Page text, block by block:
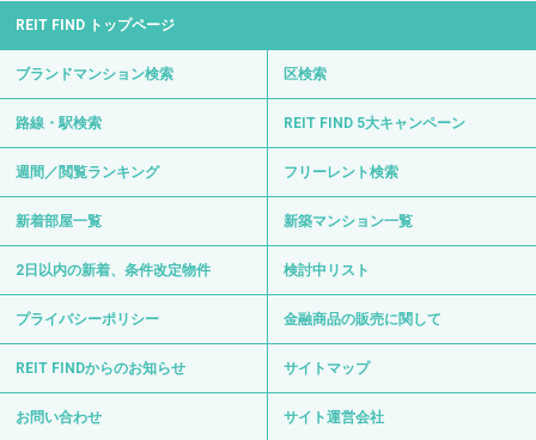
REIT FIND トップページ
ブランドマンション検索 区検索
路線・駅検索 REIT FIND 5大キャンペーン
週間／閲覧ランキング フリーレント検索
新着部屋一覧 新築マンション一覧
2日以内の新着、条件改定物件 検討中リスト
プライバシーポリシー 金融商品の販売に関して
REIT FINDからのお知らせ サイトマップ
お問い合わせ サイト運営会社